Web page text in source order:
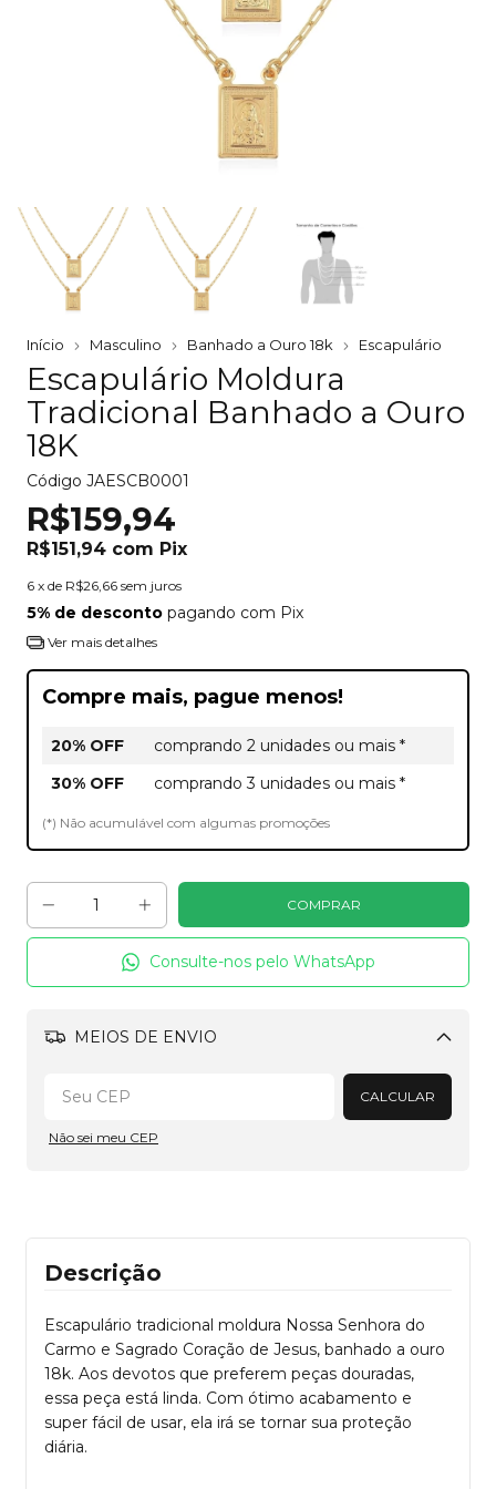
Início Masculino Banhado a Ouro 18k Escapulário
Escapulário Moldura
Tradicional Banhado a Ouro
18K
Código JAESCB0001
R$159,94
R$151,94 com Pix
6 x de R$26,66 sem juros
5% de desconto pagando com Pix
Ver mais detalhes
Compre mais, pague menos!
20% OFF
comprando 2 unidades ou mais *
30% OFF
comprando 3 unidades ou mais *
(*) Não acumulável com algumas promoções
Consulte-nos pelo WhatsApp
MEIOS DE ENVIO
Alterar CEP
CALCULAR
Não sei meu CEP
Descrição
Escapulário tradicional moldura Nossa Senhora do
Carmo e Sagrado Coração de Jesus, banhado a ouro
18k. Aos devotos que preferem peças douradas,
essa peça está linda. Com ótimo acabamento e
super fácil de usar, ela irá se tornar sua proteção
diária.